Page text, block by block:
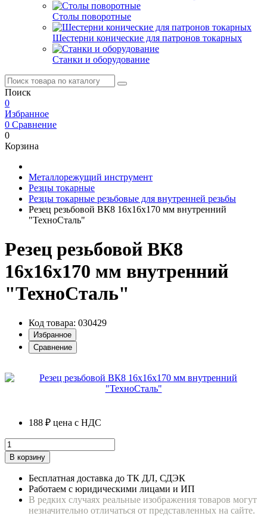
Столы поворотные
Шестерни конические для патронов токарных
Станки и оборудование
Поиск
0
Избранное
0 Сравнение
0
Корзина
Металлорежущий инструмент
Резцы токарные
Резцы токарные резьбовые для внутренней резьбы
Резец резьбовой ВК8 16х16х170 мм внутренний
"ТехноСталь"
Резец резьбовой ВК8
16х16х170 мм внутренний
"ТехноСталь"
Код товара: 030429
Избранное
Сравнение
188 ₽ цена с НДС
В корзину
Бесплатная доставка до ТК ДЛ, СДЭК
Работаем с юридическими лицами и ИП
В редких случаях реальные изображения товаров могут
незначительно отличаться от представленных на сайте.